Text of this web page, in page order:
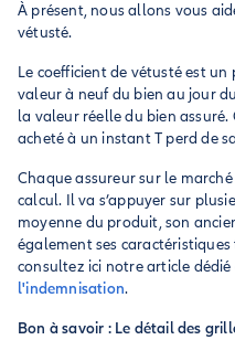
À présent, nous allons vous
vétusté.
Le coefficient de vétusté est
valeur à neuf du bien au jour
la valeur réelle du bien
acheté à un instant T perd de
Chaque assureur sur le
calcul. Il va s’appuyer sur
moyenne du produit, son
également ses
consultez ici notre article dédié
l'indemnisation.
Bon à savoir : Le détail des